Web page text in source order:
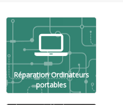
Réparation Ordinateurs
portables